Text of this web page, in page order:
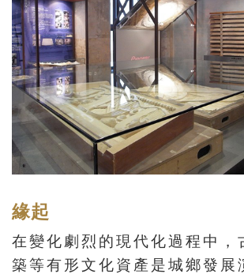
臺
博
參
觀
資
訊
覽
資
訊
緣起
在變化劇烈的現代化過程中，
築等有形文化資產是城鄉發展